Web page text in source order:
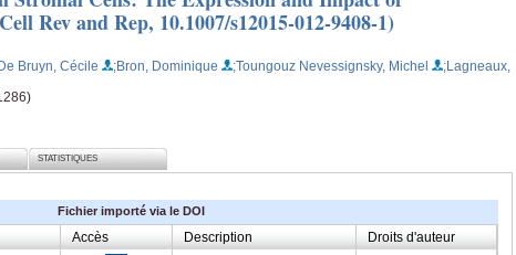
Rev and Rep, 10.1007/s12015-012-9408-1)
Bruyn, Cécile ;Bron, Dominique ;Toungouz Nevessignsky, Michel
;Lagneaux,
STATISTIQUES
Fichier importé via le DOI
Accès Description Droits d'auteur